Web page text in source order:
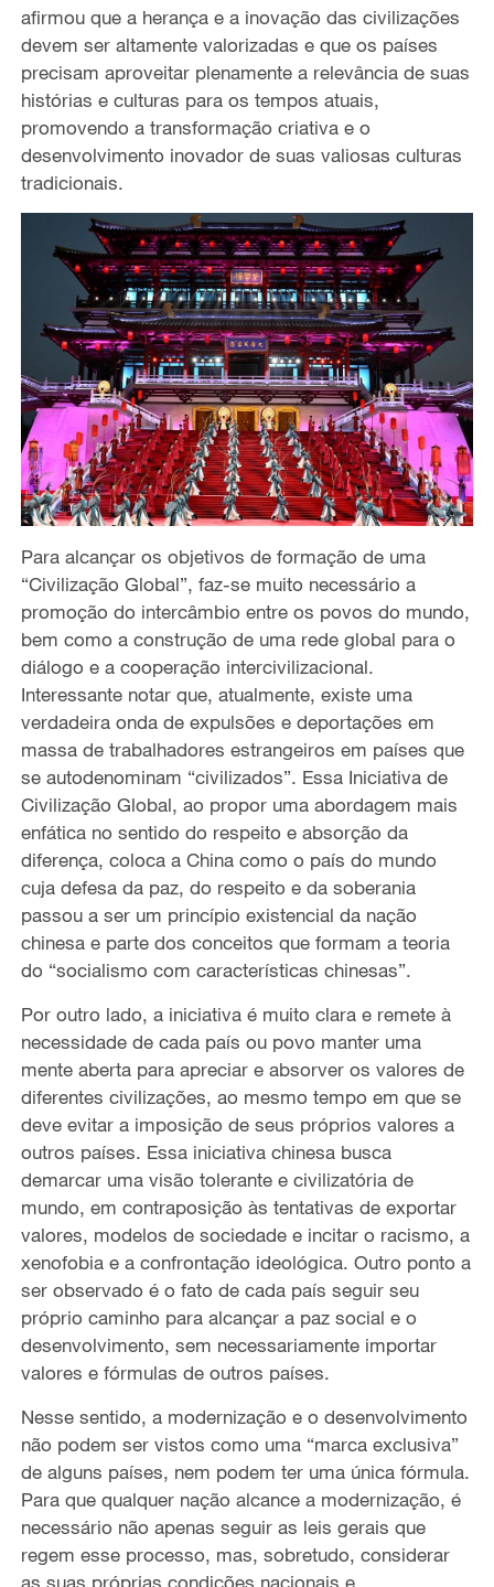
afirmou que a herança e a inovação das civilizações
devem ser altamente valorizadas e que os países
precisam aproveitar plenamente a relevância de suas
histórias e culturas para os tempos atuais,
promovendo a transformação criativa e o
desenvolvimento inovador de suas valiosas culturas
tradicionais.
Para alcançar os objetivos de formação de uma
“Civilização Global”, faz-se muito necessário a
promoção do intercâmbio entre os povos do mundo,
bem como a construção de uma rede global para o
diálogo e a cooperação intercivilizacional.
Interessante notar que, atualmente, existe uma
verdadeira onda de expulsões e deportações em
massa de trabalhadores estrangeiros em países que
se autodenominam “civilizados”. Essa Iniciativa de
Civilização Global, ao propor uma abordagem mais
enfática no sentido do respeito e absorção da
diferença, coloca a China como o país do mundo
cuja defesa da paz, do respeito e da soberania
passou a ser um princípio existencial da nação
chinesa e parte dos conceitos que formam a teoria
do “socialismo com características chinesas”.
Por outro lado, a iniciativa é muito clara e remete à
necessidade de cada país ou povo manter uma
mente aberta para apreciar e absorver os valores de
diferentes civilizações, ao mesmo tempo em que se
deve evitar a imposição de seus próprios valores a
outros países. Essa iniciativa chinesa busca
demarcar uma visão tolerante e civilizatória de
mundo, em contraposição às tentativas de exportar
valores, modelos de sociedade e incitar o racismo, a
xenofobia e a confrontação ideológica. Outro ponto a
ser observado é o fato de cada país seguir seu
próprio caminho para alcançar a paz social e o
desenvolvimento, sem necessariamente importar
valores e fórmulas de outros países.
Nesse sentido, a modernização e o desenvolvimento
não podem ser vistos como uma “marca exclusiva”
de alguns países, nem podem ter uma única fórmula.
Para que qualquer nação alcance a modernização, é
necessário não apenas seguir as leis gerais que
regem esse processo, mas, sobretudo, considerar
as suas próprias condições nacionais e